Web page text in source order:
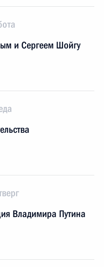
и Сергеем Шойгу
Владимира Путина